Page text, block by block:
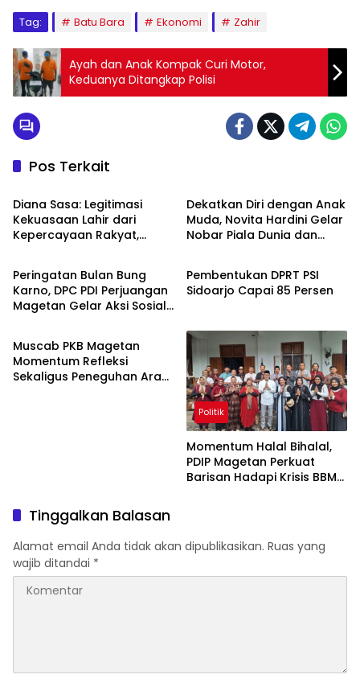
Tag: Batu Bara Ekonomi Zahir
Ayah dan Anak Kompak Curi Motor,
Keduanya Ditangkap Polisi
Pos Terkait
Politik
Diana Sasa: Legitimasi
Kekuasaan Lahir dari
Kepercayaan Rakyat,
Dekatkan Diri dengan Anak
Muda, Novita Hardini Gelar
Nobar Piala Dunia dan
Politik
Peringatan Bulan Bung
Karno, DPC PDI Perjuangan
Magetan Gelar Aksi Sosial
Diskusi
Politik
Pembentukan DPRT PSI
Sidoarjo Capai 85 Persen
Politik
Muscab PKB Magetan
Momentum Refleksi
Sekaligus Peneguhan Arah
Politik
Momentum Halal Bihalal,
PDIP Magetan Perkuat
Barisan Hadapi Krisis BBM
Tinggalkan Balasan
Alamat email Anda tidak akan dipublikasikan. Ruas yang
wajib ditandai *